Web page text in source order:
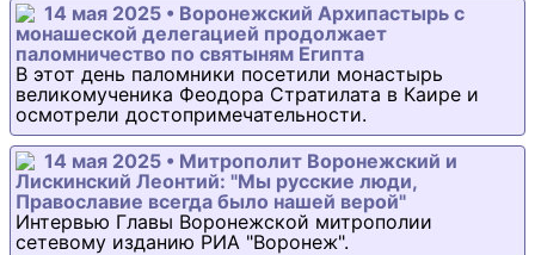
14 мая 2025 • Воронежский Архипастырь с
монашеской делегацией продолжает
паломничество по святыням Египта
В этот день паломники посетили монастырь
великомученика Феодора Стратилата в Каире и
осмотрели достопримечательности.
14 мая 2025 • Митрополит Воронежский и
Лискинский Леонтий: "Мы русские люди,
Православие всегда было нашей верой"
Интервью Главы Воронежской митрополии
сетевому изданию РИА "Воронеж".